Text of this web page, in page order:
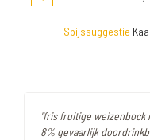
Spijssuggestie
"fris fruitige
8% gevaarlijk